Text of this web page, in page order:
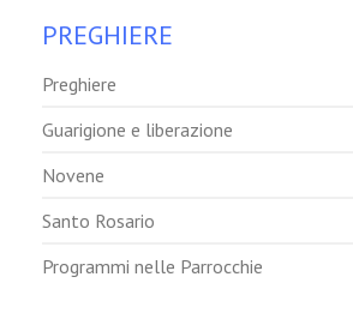
PREGHIERE
Preghiere
Guarigione e liberazione
Novene
Santo Rosario
Programmi nelle Parrocchie